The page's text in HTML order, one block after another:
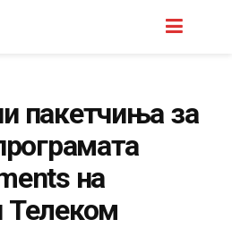
пакетчиња за
на
Телеком